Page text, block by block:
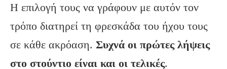
Η επιλογή τους να γράφουν με αυτόν τον
τρόπο διατηρεί τη φρεσκάδα του ήχου τους
σε κάθε ακρόαση. Συχνά οι πρώτες λήψεις
στο στούντιο είναι και οι τελικές.